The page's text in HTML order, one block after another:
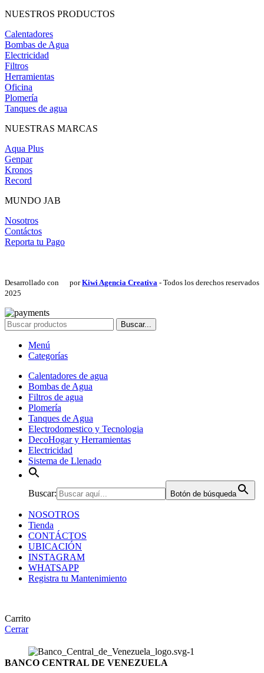
NUESTROS PRODUCTOS
Calentadores
Bombas de Agua
Electricidad
Filtros
Herramientas
Oficina
Plomería
Tanques de agua
NUESTRAS MARCAS
Aqua Plus
Genpar
Kronos
Record
MUNDO JAB
Nosotros
Contáctos
Reporta tu Pago
Desarrollado con porKiwi Agencia Creativa - Todos los derechos reservados
2025
Buscar...
Menú
Categorías
Calentadores de agua
Bombas de Agua
Filtros de agua
Plomería
Tanques de Agua
Electrodomestico y Tecnologia
DecoHogar y Herramientas
Electricidad
Sistema de Llenado
Buscar: Botón de búsqueda
NOSOTROS
Tienda
CONTÁCTOS
UBICACIÓN
INSTAGRAM
WHATSAPP
Registra tu Mantenimiento
Carrito
Cerrar
BANCO CENTRAL DE VENEZUELA